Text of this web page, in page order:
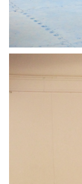
0 h 00 min
1 h 00 min